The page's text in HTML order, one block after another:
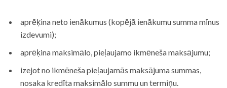
aprēķina neto ienākumus (kopējā ienākumu summa mīnus
izdevumi);
aprēķina maksimālo, pieļaujamo ikmēneša maksājumu;
izejot no ikmēneša pieļaujamās maksājuma summas,
nosaka kredīta maksimālo summu un termiņu.